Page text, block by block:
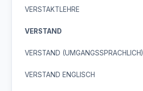
VERSTAKTLEHRE
VERSTAND
VERSTAND (UMGANGSSPRACHLICH)
VERSTAND ENGLISCH